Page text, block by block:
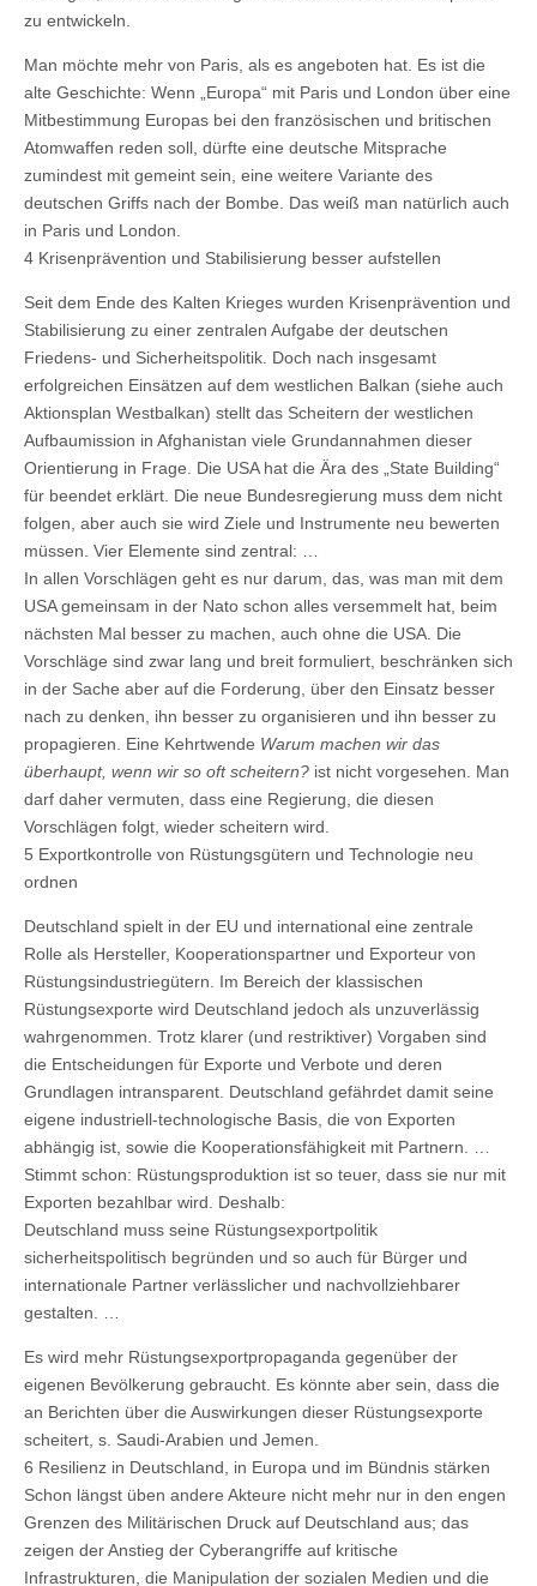
zu entwickeln.
Man möchte mehr von Paris, als es angeboten hat. Es ist die
alte Geschichte: Wenn „Europa“ mit Paris und London über eine
Mitbestimmung Europas bei den französischen und britischen
Atomwaffen reden soll, dürfte eine deutsche Mitsprache
zumindest mit gemeint sein, eine weitere Variante des
deutschen Griffs nach der Bombe. Das weiß man natürlich auch
in Paris und London.
4 Krisenprävention und Stabilisierung besser aufstellen
Seit dem Ende des Kalten Krieges wurden Krisenprävention und
Stabilisierung zu einer zentralen Aufgabe der deutschen
Friedens- und Sicherheitspolitik. Doch nach insgesamt
erfolgreichen Einsätzen auf dem westlichen Balkan (siehe auch
Aktionsplan Westbalkan) stellt das Scheitern der westlichen
Aufbaumission in Afghanistan viele Grundannahmen dieser
Orientierung in Frage. Die USA hat die Ära des „State Building“
für beendet erklärt. Die neue Bundesregierung muss dem nicht
folgen, aber auch sie wird Ziele und Instrumente neu bewerten
müssen. Vier Elemente sind zentral: …
In allen Vorschlägen geht es nur darum, das, was man mit dem
USA gemeinsam in der Nato schon alles versemmelt hat, beim
nächsten Mal besser zu machen, auch ohne die USA. Die
Vorschläge sind zwar lang und breit formuliert, beschränken sich
in der Sache aber auf die Forderung, über den Einsatz besser
nach zu denken, ihn besser zu organisieren und ihn besser zu
propagieren. Eine Kehrtwende Warum machen wir das
überhaupt, wenn wir so oft scheitern? ist nicht vorgesehen. Man
darf daher vermuten, dass eine Regierung, die diesen
Vorschlägen folgt, wieder scheitern wird.
5 Exportkontrolle von Rüstungsgütern und Technologie neu
ordnen
Deutschland spielt in der EU und international eine zentrale
Rolle als Hersteller, Kooperationspartner und Exporteur von
Rüstungsindustriegütern. Im Bereich der klassischen
Rüstungsexporte wird Deutschland jedoch als unzuverlässig
wahrgenommen. Trotz klarer (und restriktiver) Vorgaben sind
die Entscheidungen für Exporte und Verbote und deren
Grundlagen intransparent. Deutschland gefährdet damit seine
eigene industriell-technologische Basis, die von Exporten
abhängig ist, sowie die Kooperationsfähigkeit mit Partnern. …
Stimmt schon: Rüstungsproduktion ist so teuer, dass sie nur mit
Exporten bezahlbar wird. Deshalb:
Deutschland muss seine Rüstungsexportpolitik
sicherheitspolitisch begründen und so auch für Bürger und
internationale Partner verlässlicher und nachvollziehbarer
gestalten. …
Es wird mehr Rüstungsexportpropaganda gegenüber der
eigenen Bevölkerung gebraucht. Es könnte aber sein, dass die
an Berichten über die Auswirkungen dieser Rüstungsexporte
scheitert, s. Saudi-Arabien und Jemen.
6 Resilienz in Deutschland, in Europa und im Bündnis stärken
Schon längst üben andere Akteure nicht mehr nur in den engen
Grenzen des Militärischen Druck auf Deutschland aus; das
zeigen der Anstieg der Cyberangriffe auf kritische
Infrastrukturen, die Manipulation der sozialen Medien und die